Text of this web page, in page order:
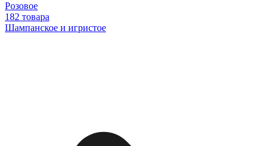
Розовое
182 товара
Шампанское и игристое